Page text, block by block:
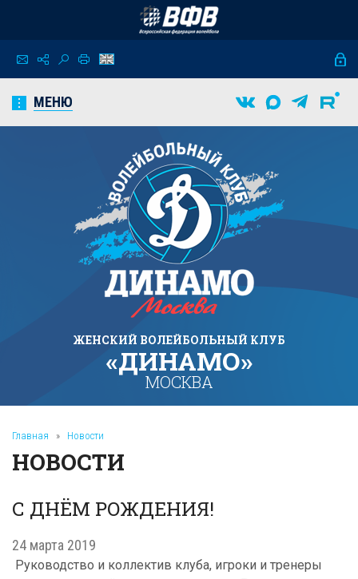
МЕНЮ
ЖЕНСКИЙ ВОЛЕЙБОЛЬНЫЙ КЛУБ
«ДИНАМО»
МОСКВА
Главная » Новости
НОВОСТИ
С ДНЁМ РОЖДЕНИЯ!
24 марта 2019
Руководство и коллектив клуба, игроки и тренеры